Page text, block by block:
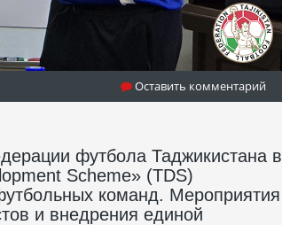
Оставить комментарий
футбола Таджикистана в
Scheme» (TDS)
команд. Мероприятия
и внедрения единой